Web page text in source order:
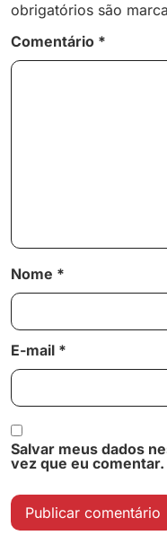
obrigatórios são
Comentário *
Nome *
E-mail *
Salvar meus dados
vez que eu comentar.